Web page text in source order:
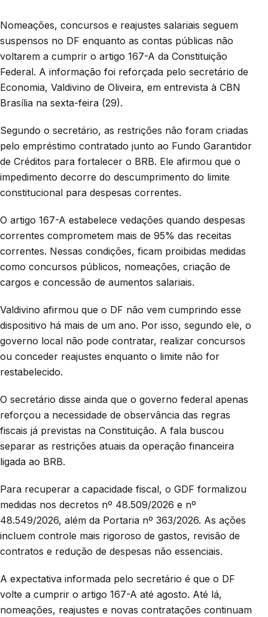
Nomeações, concursos e reajustes salariais seguem
suspensos no DF enquanto as contas públicas não
voltarem a cumprir o artigo 167-A da Constituição
Federal. A informação foi reforçada pelo secretário de
Economia, Valdivino de Oliveira, em entrevista à CBN
Brasília na sexta-feira (29).
Segundo o secretário, as restrições não foram criadas
pelo empréstimo contratado junto ao Fundo Garantidor
de Créditos para fortalecer o BRB. Ele afirmou que o
impedimento decorre do descumprimento do limite
constitucional para despesas correntes.
O artigo 167-A estabelece vedações quando despesas
correntes comprometem mais de 95% das receitas
correntes. Nessas condições, ficam proibidas medidas
como concursos públicos, nomeações, criação de
cargos e concessão de aumentos salariais.
Valdivino afirmou que o DF não vem cumprindo esse
dispositivo há mais de um ano. Por isso, segundo ele, o
governo local não pode contratar, realizar concursos
ou conceder reajustes enquanto o limite não for
restabelecido.
O secretário disse ainda que o governo federal apenas
reforçou a necessidade de observância das regras
fiscais já previstas na Constituição. A fala buscou
separar as restrições atuais da operação financeira
ligada ao BRB.
Para recuperar a capacidade fiscal, o GDF formalizou
medidas nos decretos nº 48.509/2026 e nº
48.549/2026, além da Portaria nº 363/2026. As ações
incluem controle mais rigoroso de gastos, revisão de
contratos e redução de despesas não essenciais.
A expectativa informada pelo secretário é que o DF
volte a cumprir o artigo 167-A até agosto. Até lá,
nomeações, reajustes e novas contratações continuam